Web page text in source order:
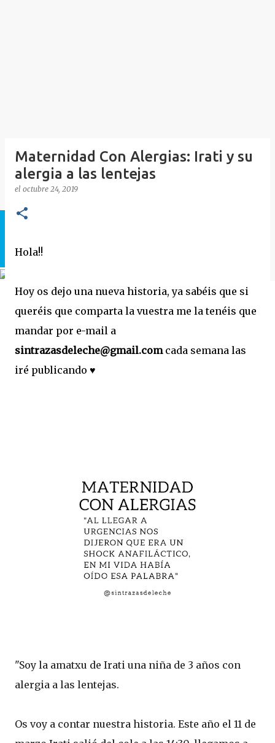
Maternidad Con Alergias: Irati y su
alergia a las lentejas
el octubre 24, 2019
Hola!!
Hoy os dejo una nueva historia, ya sabéis que si
queréis que comparta la vuestra me la tenéis que
mandar por e-mail a
sintrazasdeleche@gmail.com cada semana las
iré publicando ♥
"Soy la amatxu de Irati una niña de 3 años con
alergia a las lentejas.
Os voy a contar nuestra historia. Este año el 11 de